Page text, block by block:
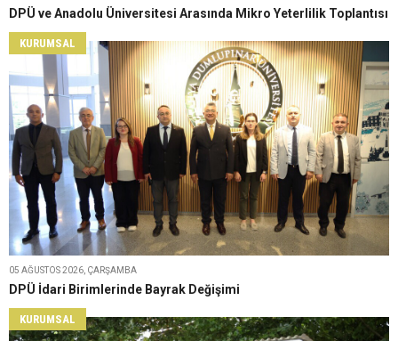
DPÜ ve Anadolu Üniversitesi Arasında Mikro Yeterlilik Toplantısı
KURUMSAL
05 AĞUSTOS 2026, ÇARŞAMBA
DPÜ İdari Birimlerinde Bayrak Değişimi
KURUMSAL